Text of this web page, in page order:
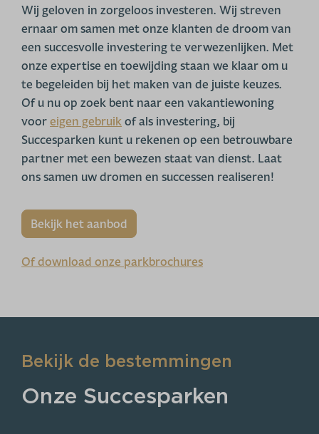
Wij geloven in zorgeloos investeren. Wij streven
ernaar om samen met onze klanten de droom van
een succesvolle investering te verwezenlijken. Met
onze expertise en toewijding staan we klaar om u
te begeleiden bij het maken van de juiste keuzes.
Of u nu op zoek bent naar een vakantiewoning
vooreigen gebruikof als investering, bij
Succesparken kunt u rekenen op een betrouwbare
partner met een bewezen staat van dienst. Laat
ons samen uw dromen en successen realiseren!
Bekijk het aanbod
Of download onze parkbrochures
Bekijk de bestemmingen
Onze Succesparken